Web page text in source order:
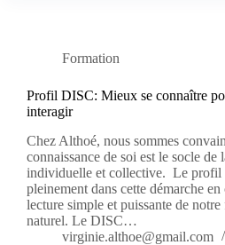
Formation
Profil DISC: Mieux se connaître
interagir
Chez Althoé, nous sommes
connaissance de soi est le socle de
individuelle et collective. Le profil
pleinement dans cette démarche
lecture simple et puissante de
naturel. Le DISC…
virginie.althoe@gmail.com